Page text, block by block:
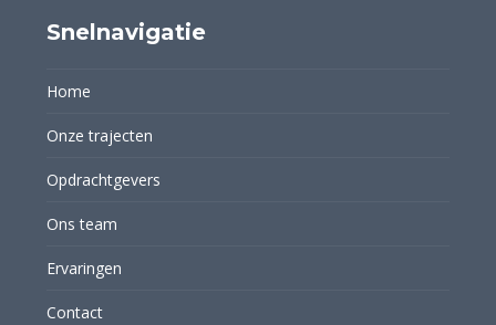
Snelnavigatie
Home
Onze trajecten
Opdrachtgevers
Ons team
Ervaringen
Contact